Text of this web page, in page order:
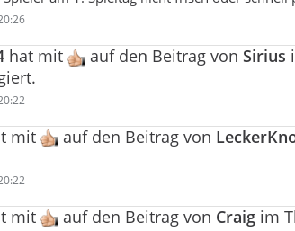
hat mit auf den Beitrag von Sirius
mit auf den Beitrag von
mit auf den Beitrag von Craig im